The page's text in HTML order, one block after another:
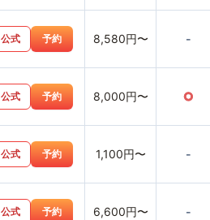
公式 予約 8,580円〜 -
公式 予約 8,000円〜 ○
公式 予約 1,100円〜 -
公式 予約 6,600円〜 -